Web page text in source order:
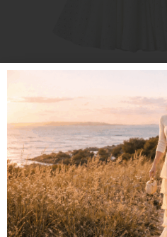
חצאית מניפה ילדות 6189